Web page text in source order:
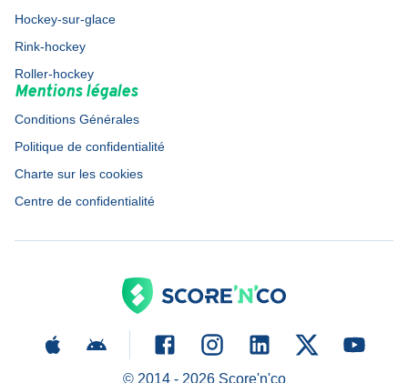
Hockey-sur-glace
Rink-hockey
Roller-hockey
Mentions légales
Conditions Générales
Politique de confidentialité
Charte sur les cookies
Centre de confidentialité
© 2014 - 2026Score'n'co